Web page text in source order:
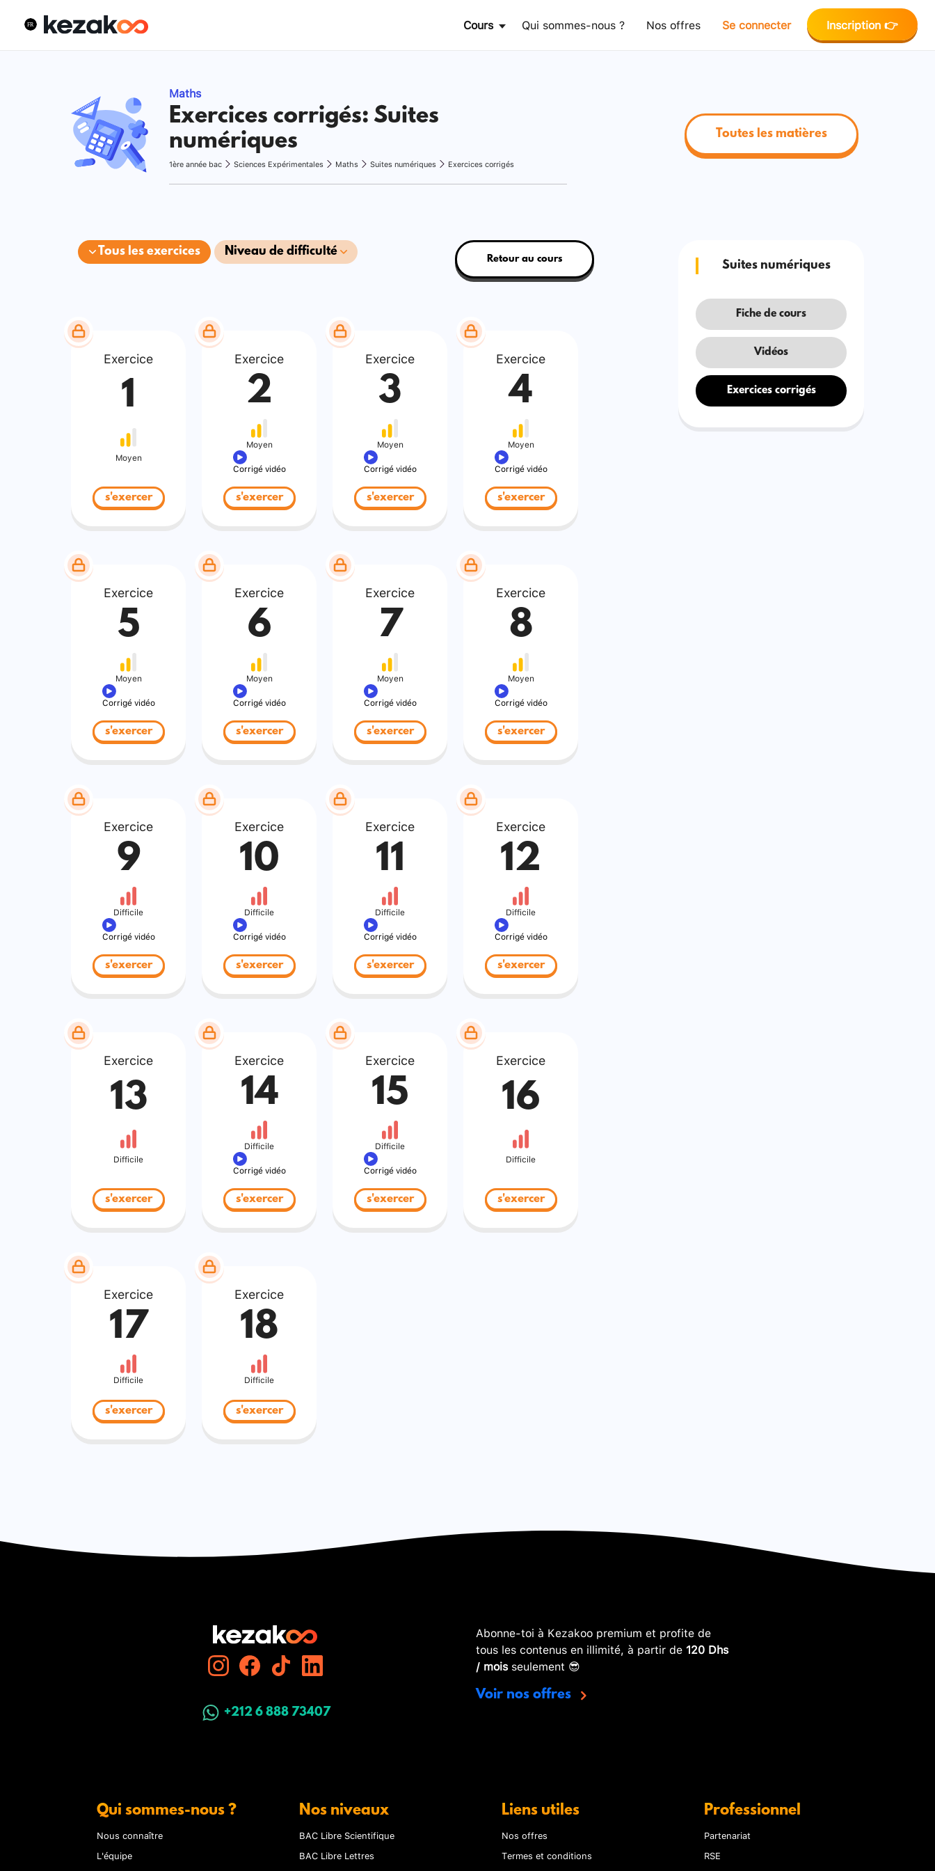
Cours Qui sommes-nous ? Nos offres Se connecter Inscription 👉
Maths
Exercices corrigés: Suites
numériques
1ère année bac Sciences Expérimentales Maths Suites numériques Exercices corrigés
Toutes les matières
Tous les exercices Niveau de difficulté
Retour au cours
Exercice
1
Moyen
s'exercer
Exercice
2
Moyen
Corrigé vidéo
s'exercer
Exercice
3
Moyen
Corrigé vidéo
s'exercer
Exercice
4
Moyen
Corrigé vidéo
s'exercer
Exercice
5
Moyen
Corrigé vidéo
s'exercer
Exercice
6
Moyen
Corrigé vidéo
s'exercer
Exercice
7
Moyen
Corrigé vidéo
s'exercer
Exercice
8
Moyen
Corrigé vidéo
s'exercer
Exercice
9
Difficile
Corrigé vidéo
s'exercer
Exercice
10
Difficile
Corrigé vidéo
s'exercer
Exercice
11
Difficile
Corrigé vidéo
s'exercer
Exercice
12
Difficile
Corrigé vidéo
s'exercer
Exercice
13
Difficile
s'exercer
Exercice
14
Difficile
Corrigé vidéo
s'exercer
Exercice
15
Difficile
Corrigé vidéo
s'exercer
Exercice
16
Difficile
s'exercer
Exercice
17
Difficile
s'exercer
Exercice
18
Difficile
s'exercer
Suites numériques
Fiche de cours
Vidéos
Exercices corrigés
+212 6 888 73407
Abonne-toi à Kezakoo premium et profite de
tous les contenus en illimité, à partir de 120 Dhs
/ moisseulement 😎
Voir nos offres
Qui sommes-nous ?
Nous connaître
L'équipe
Nos niveaux
BAC Libre Scientifique
BAC Libre Lettres
Liens utiles
Nos offres
Termes et conditions
Professionnel
Partenariat
RSE